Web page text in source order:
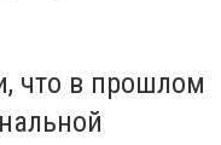
что в прошлом